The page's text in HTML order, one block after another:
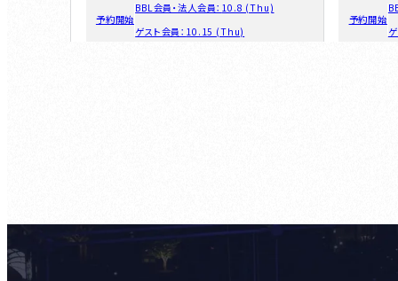
予約開始
BBL会員・法人会員： 10.8 (Thu)
ゲスト会員： 10.15 (Thu)
予約開始